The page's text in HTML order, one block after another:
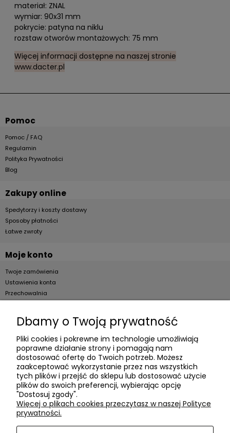
materiał: ZNAL
wymiar: 90x31 mm
pokrycie: patyna na niklu
rozstaw otworów montażowych: 75 mm
Więcej informacji dostępne na naszej stronie
www.dacter.pl
Pomoc
Pomoc / FAQ
Regulamin
Polityka Prywatności
Blog
Zakupy online
Spedytorzy i koszty dostawy
Sposoby płatności
Łatwe zwroty
Moje konto
Twoje zamówienia
Ustawienia konta
Przechowalnia
Dla firm
O firmie
Informacje o firmie
Kontakt
dacter.pl
Dbamy o Twoją prywatność
Pliki cookies i pokrewne im technologie umożliwiają
poprawne działanie strony i pomagają nam
dostosować ofertę do Twoich potrzeb. Możesz
zaakceptować wykorzystanie przez nas wszystkich
tych plików i przejść do sklepu lub dostosować użycie
plików do swoich preferencji, wybierając opcję
"Dostosuj zgody".
Więcej o plikach cookies przeczytasz w naszej Polityce
prywatności.